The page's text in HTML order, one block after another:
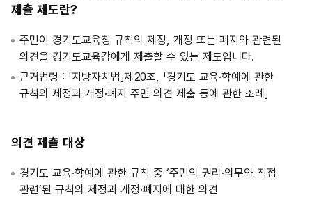
제출 제도란?
주민이 경기도교육청 규칙의 제정, 개정 또는 폐지와 관련된
의견을 경기도교육감에게 제출할 수 있는 제도입니다.
근거법령 : 「지방자치법」제20조, 「경기도 교육·학예에 관한
규칙의 제정과 개정·폐지 주민 의견 제출 등에 관한 조례」
의견 제출 대상
경기도 교육·학예에 관한 규칙 중 ‘주민의 권리·의무와 직접
관련’된 규칙의 제정과 개정·폐지에 대한 의견